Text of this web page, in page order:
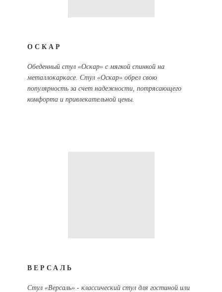
ОСКАР
Обеденный стул «Оскар» с мягкой спинкой на
металлокаркасе. Стул «Оскар» обрел свою
популярность за счет надежности, потрясающего
комфорта и привлекательной цены.
ВЕРСАЛЬ
Стул «Версаль» - классический стул для гостиной или